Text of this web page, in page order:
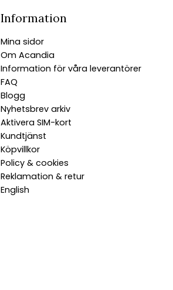
Information
Mina sidor
Om Acandia
Information för våra leverantörer
FAQ
Blogg
Nyhetsbrev arkiv
Aktivera SIM-kort
Kundtjänst
Köpvillkor
Policy & cookies
Reklamation & retur
English